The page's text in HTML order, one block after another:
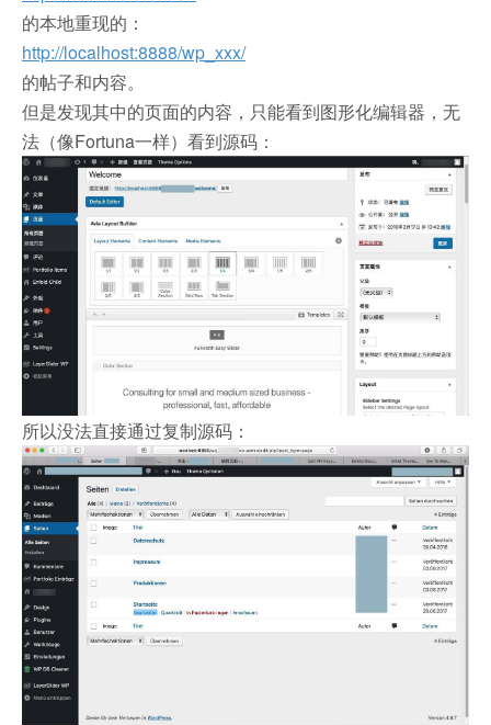
的本地重现的：
http://localhost:8888/wp_xxx/
的帖子和内容。
但是发现其中的页面的内容，只能看到图形化编辑器，无
法（像Fortuna一样）看到源码：
所以没法直接通过复制源码：